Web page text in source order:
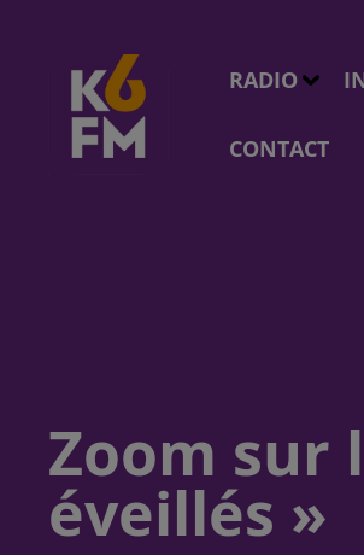
RADIO
CONTACT
Zoom sur
éveillés »